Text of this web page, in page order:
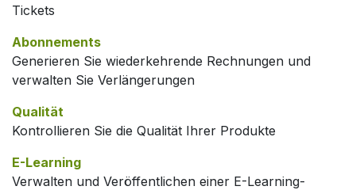
Tickets
Abonnements
Generieren Sie wiederkehrende Rechnungen und
verwalten Sie Verlängerungen
Qualität
Kontrollieren Sie die Qualität Ihrer Produkte
E-Learning
Verwalten und Veröffentlichen einer E-Learning-